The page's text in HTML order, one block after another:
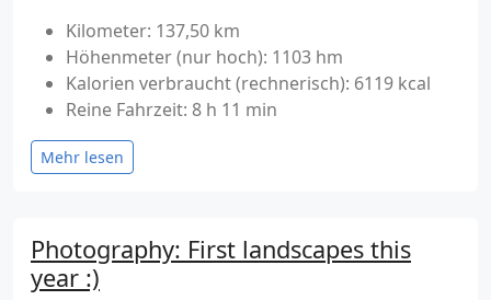
Kilometer: 137,50 km
Höhenmeter (nur hoch): 1103 hm
Kalorien verbraucht (rechnerisch): 6119 kcal
Reine Fahrzeit: 8 h 11 min
Mehr lesen
Photography: First landscapes this
year :)